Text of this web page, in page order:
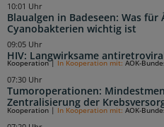
Blaualgen in Badeseen: Was
Cyanobakterien wichtig ist
10:01 Uhr
HIV: Langwirksame
09:05 Uhr
Tumoroperationen:
Zentralisierung der
Kooperation| In Kooperation mit: AOK-
07:30 Uhr
Kooperation | In Kooperation mit: AOK-